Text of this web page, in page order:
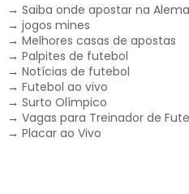
→ Saiba onde apostar na
→ jogos mines
→ Melhores casas de apostas
→ Palpites de futebol
→ Notícias de futebol
→ Futebol ao vivo
→ Surto Olímpico
→ Vagas para Treinador de
→ Placar ao Vivo